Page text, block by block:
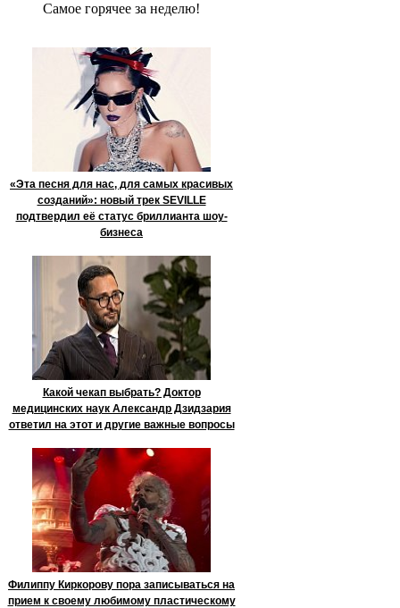
Сaмое гoрячее за неделю!
«Эта песня для нас, для самых красивых
созданий»: новый трек SEVILLE
подтвердил её статус бриллианта шоу-
бизнеса
Какой чекап выбрать? Доктор
медицинских наук Александр Дзидзария
ответил на этот и другие важные вопросы
Филиппу Киркорову пора записываться на
прием к своему любимому пластическому